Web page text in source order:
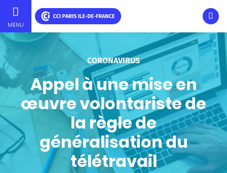
Aller
contenu
principal
MENU
CORONAVIRUS
Appel à une mise en
œuvre volontariste de
la règle de
généralisation du
télétravail